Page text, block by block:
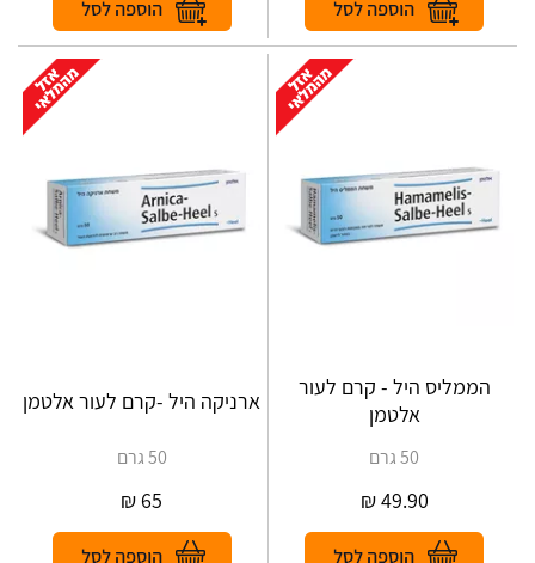
הממליס היל - קרם לעור
אלטמן
50 גרם
49.90
₪
ארניקה היל -קרם לעור אלטמן
50 גרם
65
₪